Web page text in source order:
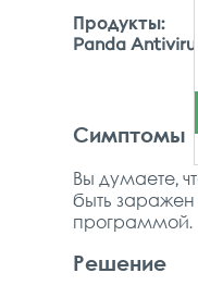
Продукты:
Panda
Симптомы
Вы думаете,
быть
программой.
Решение